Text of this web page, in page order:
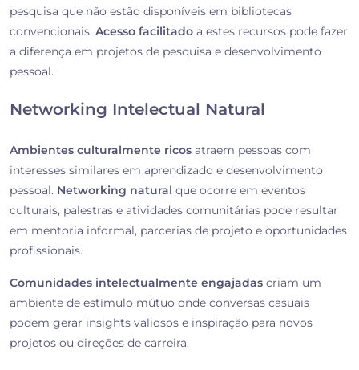
pesquisa que não estão disponíveis em bibliotecas
convencionais. Acesso facilitado a estes recursos pode fazer
a diferença em projetos de pesquisa e desenvolvimento
pessoal.
Networking Intelectual Natural
Ambientes culturalmente ricos atraem pessoas com
interesses similares em aprendizado e desenvolvimento
pessoal. Networking natural que ocorre em eventos
culturais, palestras e atividades comunitárias pode resultar
em mentoria informal, parcerias de projeto e oportunidades
profissionais.
Comunidades intelectualmente engajadas criam um
ambiente de estímulo mútuo onde conversas casuais
podem gerar insights valiosos e inspiração para novos
projetos ou direções de carreira.